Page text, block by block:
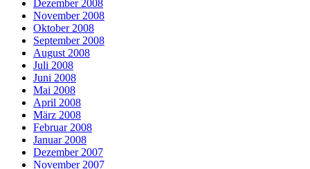
Dezember 2008
November 2008
Oktober 2008
September 2008
August 2008
Juli 2008
Juni 2008
Mai 2008
April 2008
März 2008
Februar 2008
Januar 2008
Dezember 2007
November 2007